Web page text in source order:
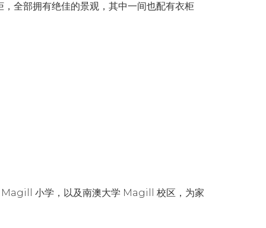
全部拥有绝佳的景观，其中一间也配有衣柜
小学，以及南澳大学 Magill 校区，为家